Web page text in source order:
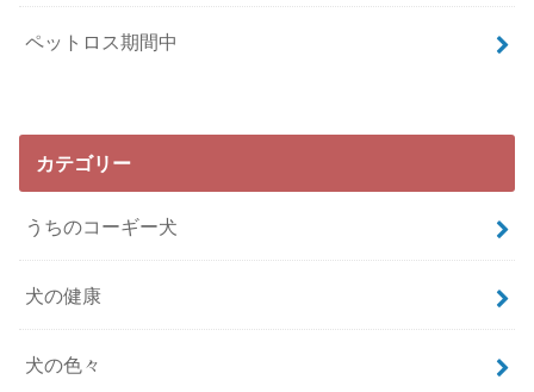
ペットロス期間中
カテゴリー
うちのコーギー犬
犬の健康
犬の色々